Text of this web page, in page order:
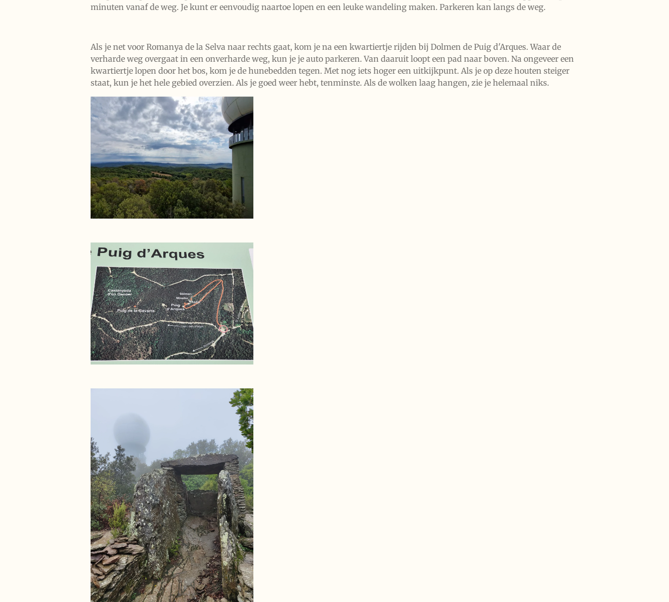
minuten vanaf de weg. Je kunt er eenvoudig naartoe lopen en een leuke wandeling maken. Parkeren kan langs de weg.
Als je net voor Romanya de la Selva naar rechts gaat, kom je na een kwartiertje rijden bij Dolmen de Puig d'Arques. Waar de
verharde weg overgaat in een onverharde weg, kun je je auto parkeren. Van daaruit loopt een pad naar boven. Na ongeveer een
kwartiertje lopen door het bos, kom je de hunebedden tegen. Met nog iets hoger een uitkijkpunt. Als je op deze houten steiger
staat, kun je het hele gebied overzien. Als je goed weer hebt, tenminste. Als de wolken laag hangen, zie je helemaal niks.